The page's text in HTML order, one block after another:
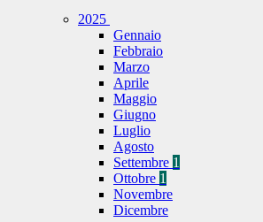
2025
Gennaio
Febbraio
Marzo
Aprile
Maggio
Giugno
Luglio
Agosto
Settembre 1
Ottobre 1
Novembre
Dicembre